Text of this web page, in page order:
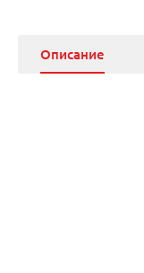
Описание